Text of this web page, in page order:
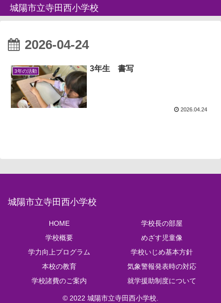
城陽市立寺田西小学校
2026-04-24
3年の活動 3年生 書写
2026.04.24
城陽市立寺田西小学校
HOME
学校長の部屋
学校概要
めざす児童像
学力向上プログラム
学校いじめ基本方針
本校の教育
気象警報発表時の対応
学校諸費のご案内
就学援助制度について
© 2022 城陽市立寺田西小学校.